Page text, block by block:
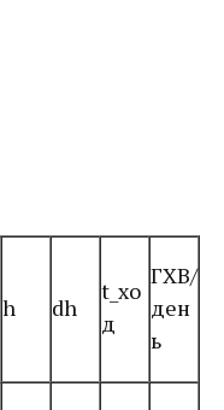
h dh
t_хо
д
ГХВ/
ден
ь